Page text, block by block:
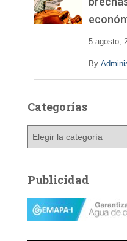
5 agosto,
By
Categorías
g
o
Publicidad